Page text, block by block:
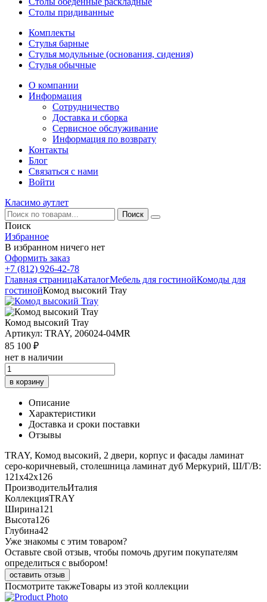
Столы придиванные
Комплекты
Стулья барные
Стулья модульные (основания, сидения)
Стулья обычные
О компании
Информация
Сотрудничество
Доставка и сборка
Сервисное обслуживание
Информация по возврату
Контакты
Блог
Связаться с нами
Войти
Класимо аутлет
Поиск
Избранное
В избранном ничего нет
Оформить заказ
+7 (812) 926-42-78
Главная страницаКаталогМебель для гостинойКомоды для
гостинойКомод высокий Tray
Комод высокий Tray
Артикул: TRAY, 206024-04MR
85 100 ₽
нет в наличии
в корзину
Описание
Характеристики
Доставка и сроки поставки
Отзывы
TRAY, Комод высокий, 2 двери, корпус и фасады ламинат
серо-коричневый, столешница ламинат дуб Меркурий, Ш/Г/В:
121х42х126
ПроизводительИталия
КоллекцияTRAY
Ширина121
Высота126
Глубина42
Уже знакомы с этим товаром?
Оставьте свой отзыв, чтобы помочь другим покупателям
определиться с выбором!
оставить отзыв
Посмотрите такжеТовары из этой коллекции